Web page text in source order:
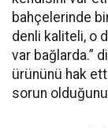
bahçelerinde
denli kaliteli, o
var bağlarda.”
ürününü hak
sorun